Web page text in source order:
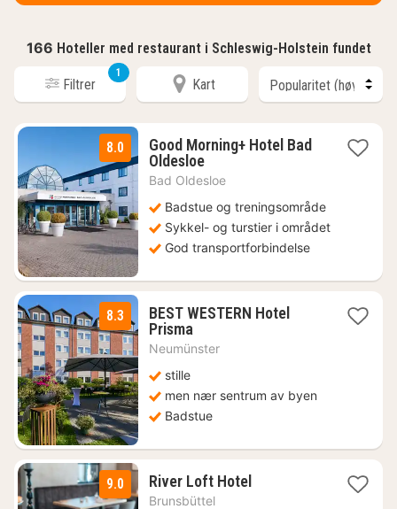
166 Hoteller med restaurant i Schleswig-Holstein fundet
Filtrer
1
Kart
8.0
Good Morning+ Hotel Bad
Oldesloe1
natt
782
kr.
Bad Oldesloe
Badstue og treningsområde
Sykkel- og turstier i området
God transportforbindelse
8.3
BEST WESTERN Hotel
Prisma1
natt
kr.
Neumünster
stille
men nær sentrum av byen
Badstue
9.0 River Loft Hotel1
Brunsbüttel